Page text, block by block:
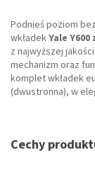
Podnieś poziom
wkładekYale Y600
z najwyższej
mechanizm oraz
komplet wkładek
(dwustronna), w
Cechy